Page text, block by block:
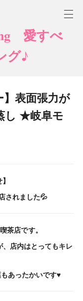
愛すべ
グ♪
表面張力が
し ★岐阜モ
されました💦
茶店です。
店内はとってもキレ
あったかいです♥